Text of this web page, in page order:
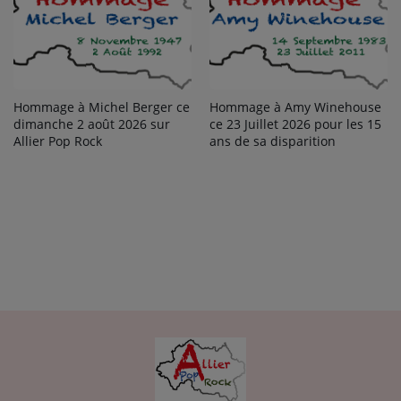
Hommage à Michel Berger ce
dimanche 2 août 2026 sur
Allier Pop Rock
Hommage à Amy Winehouse
ce 23 Juillet 2026 pour les 15
ans de sa disparition